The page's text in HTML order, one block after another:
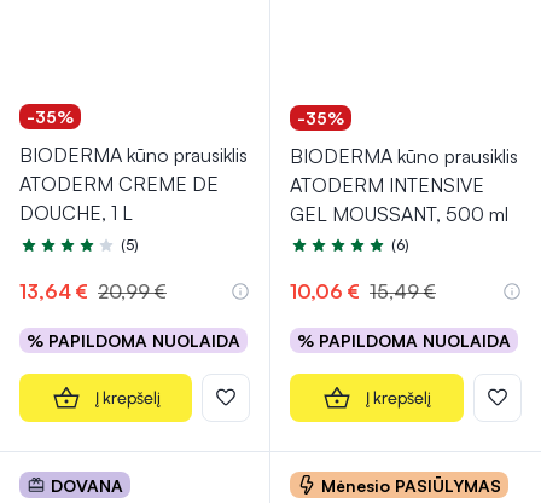
-35%
BIODERMA kūno prausiklis
ATODERM CREME DE
DOUCHE, 1 L
Įvertinimas 4.2 iš 5
(5)
13,64 € 20,99 €
% PAPILDOMA NUOLAIDA
Į krepšelį
-35%
BIODERMA kūno prausiklis
ATODERM INTENSIVE
GEL MOUSSANT, 500 ml
Įvertinimas 5.0 iš 5
(6)
10,06 € 15,49 €
% PAPILDOMA NUOLAIDA
Į krepšelį
DOVANA Mėnesio PASIŪLYMAS